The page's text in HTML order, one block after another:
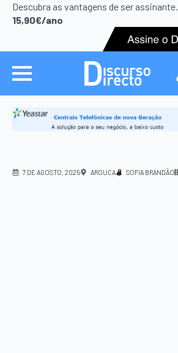
Descubra as vantagens de ser assinante.
15,90€/ano
7 DE AGOSTO, 2025 AROUCA SOFIA BRANDÃO